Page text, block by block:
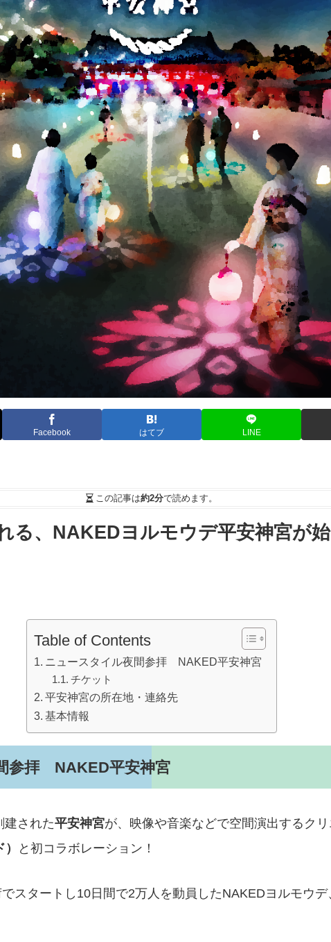
Facebook はてブ LINE
この記事は約2分で読めます。
、NAKEDヨルモウデ平安神宮が
Table of Contents
ニュースタイル夜間参拝 NAKED平安神宮
チケット
平安神宮の所在地・連絡先
基本情報
参拝 NAKED平安神宮
建された平安神宮が、映像や音楽などで空間演出するク
と初コラボレーション！
スタートし10日間で2万人を動員したNAKEDヨルモウ